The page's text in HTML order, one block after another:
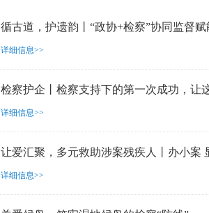
循古道，护遗韵丨“政协+检察”协同监督
详细信息>>
检察护企丨检察支持下的第一次成功，让
详细信息>>
让爱汇聚，多元救助涉案残疾人丨办小案
详细信息>>